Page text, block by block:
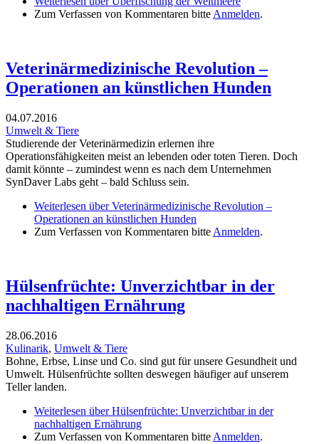
Zum Verfassen von Kommentaren bitteAnmelden.
Veterinärmedizinische Revolution –
Operationen an künstlichen Hunden
04.07.2016
Umwelt & Tiere
Studierende der Veterinärmedizin erlernen ihre
Operationsfähigkeiten meist an lebenden oder toten Tieren. Doch
damit könnte – zumindest wenn es nach dem Unternehmen
SynDaver Labs geht – bald Schluss sein.
Weiterlesen über Veterinärmedizinische Revolution –
Operationen an künstlichen Hunden
Zum Verfassen von Kommentaren bitte Anmelden.
Hülsenfrüchte: Unverzichtbar in der
nachhaltigen Ernährung
28.06.2016
Kulinarik, Umwelt & Tiere
Bohne, Erbse, Linse und Co. sind gut für unsere Gesundheit und
Umwelt. Hülsenfrüchte sollten deswegen häufiger auf unserem
Teller landen.
Weiterlesen über Hülsenfrüchte: Unverzichtbar in der
nachhaltigen Ernährung
Zum Verfassen von Kommentaren bitte Anmelden.